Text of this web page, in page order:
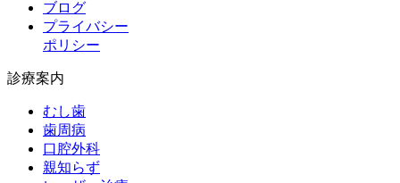
ブログ
プライバシー
ポリシー
診療案内
むし歯
歯周病
口腔外科
親知らず